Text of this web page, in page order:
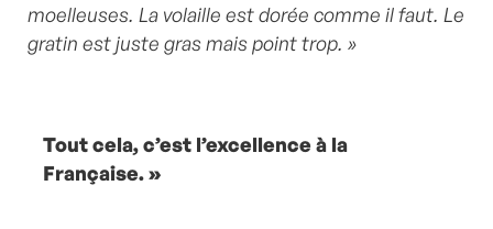
moelleuses. La volaille est dorée comme il faut. Le
gratin est juste gras mais point trop. »
Tout cela, c’est l’excellence à la
Française. »